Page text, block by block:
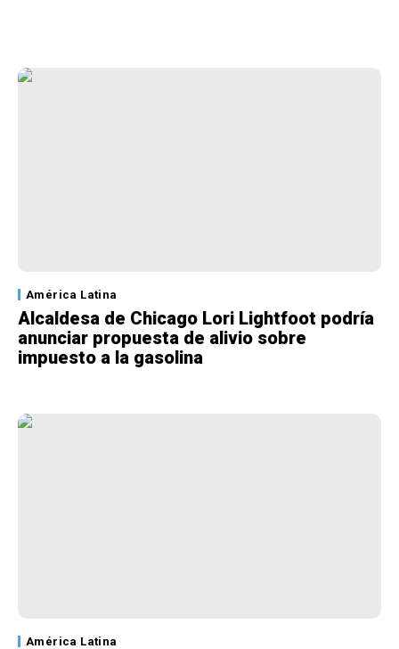
América Latina
Alcaldesa de Chicago Lori Lightfoot podría
anunciar propuesta de alivio sobre
impuesto a la gasolina
América Latina